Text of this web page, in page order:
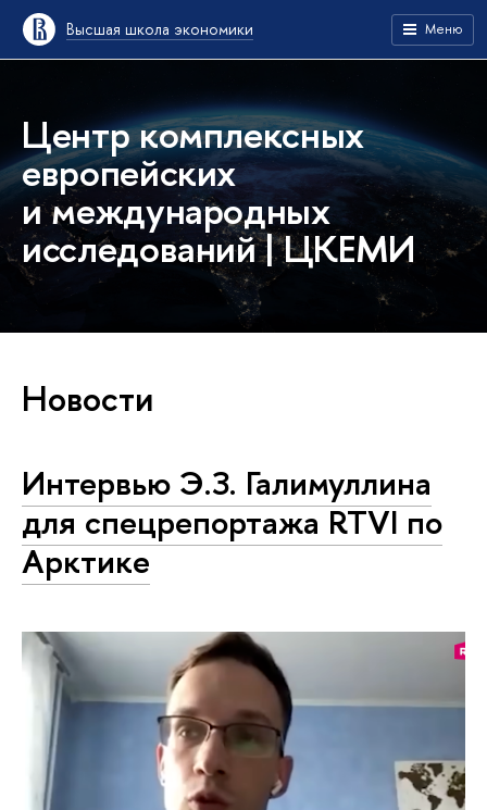
Высшая школа экономики Меню
Центр комплексных
европейских
и международных
исследований | ЦКЕМИ
Новости
Интервью Э.З. Галимуллина
для спецрепортажа RTVI по
Арктике